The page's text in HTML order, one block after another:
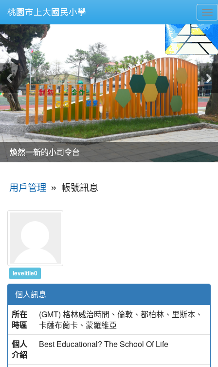
桃園市上大國民小學
美麗的操場是我們活力的來源
美麗的操場是我們活力的來源
煥然一新的小司令台
煥然一新的小司令台
富含桃園埤塘田園風光意象的中廊
富含桃園埤塘田園風光意象的中廊
嶄新的中庭廣場
嶄新的中庭廣場
水生池生生不息
水生池生生不息
用戶管理 » 帳號訊息
leveltile0
個人訊息
所在
時區
(GMT) 格林威治時間、倫敦、都柏林、里斯本、
卡薩布蘭卡、蒙羅維亞
個人
介紹
Best Educational? The School Of Life